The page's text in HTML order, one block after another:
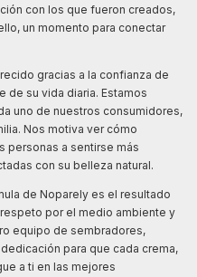
con los que fueron creados,
un momento para conectar
gracias a la confianza de
de su vida diaria. Estamos
uno de nuestros consumidores,
Nos motiva ver cómo
personas a sentirse más
con su belleza natural.
de Noparely es el resultado
por el medio ambiente y
equipo de sembradores,
para que cada crema,
a ti en las mejores